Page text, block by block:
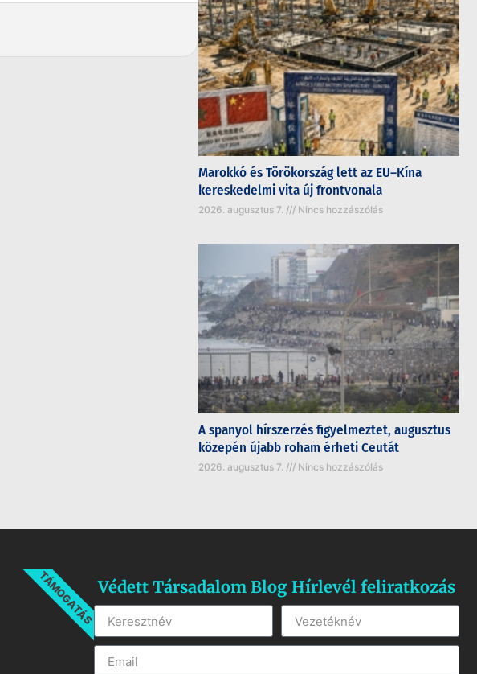
Marokkó és Törökország lett az EU–Kína
kereskedelmi vita új frontvonala
2026. augusztus 7. Nincs hozzászólás
A spanyol hírszerzés figyelmeztet, augusztus
közepén újabb roham érheti Ceutát
2026. augusztus 7. Nincs hozzászólás
TÁMOGATÁSVédett Társadalom Blog Hírlevél feliratkozás